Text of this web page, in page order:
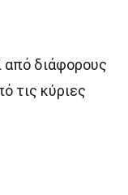
από διάφορους
τις κύριες